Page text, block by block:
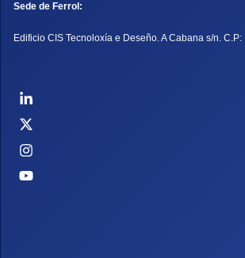
Sede de Ferrol:
Edificio CIS Tecnoloxía e Deseño. A Cabana s/n.